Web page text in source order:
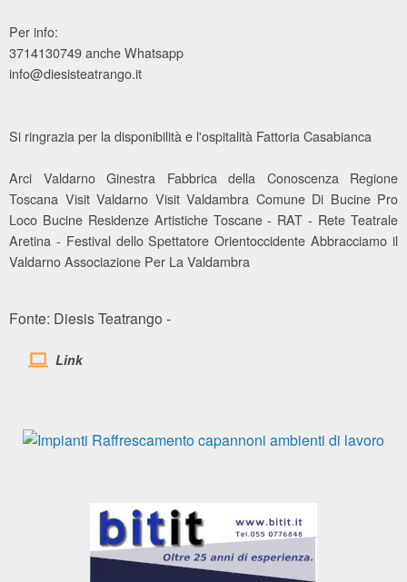
Per info:
3714130749 anche Whatsapp
info@diesisteatrango.it
Si ringrazia per la disponibilità e l'ospitalità Fattoria Casabianca
Arci Valdarno Ginestra Fabbrica della Conoscenza Regione
Toscana Visit Valdarno Visit Valdambra Comune Di Bucine Pro
Loco Bucine Residenze Artistiche Toscane - RAT - Rete Teatrale
Aretina - Festival dello Spettatore Orientoccidente Abbracciamo il
Valdarno Associazione Per La Valdambra
Fonte: Diesis Teatrango -
Link